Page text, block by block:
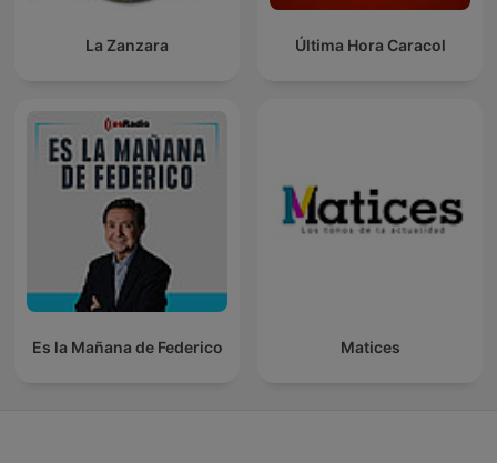
La Zanzara Última Hora Caracol
Es la Mañana de Federico Matices